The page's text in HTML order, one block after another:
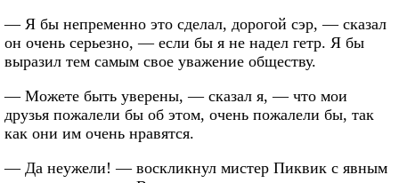
— Я бы непременно это сделал, дорогой сэр, — сказал
он очень серьезно, — если бы я не надел гетр. Я бы
выразил тем самым свое уважение обществу.
— Можете быть уверены, — сказал я, — что мои
друзья пожалели бы об этом, очень пожалели бы, так
как они им очень нравятся.
— Да неужели! — воскликнул мистер Пиквик с явным